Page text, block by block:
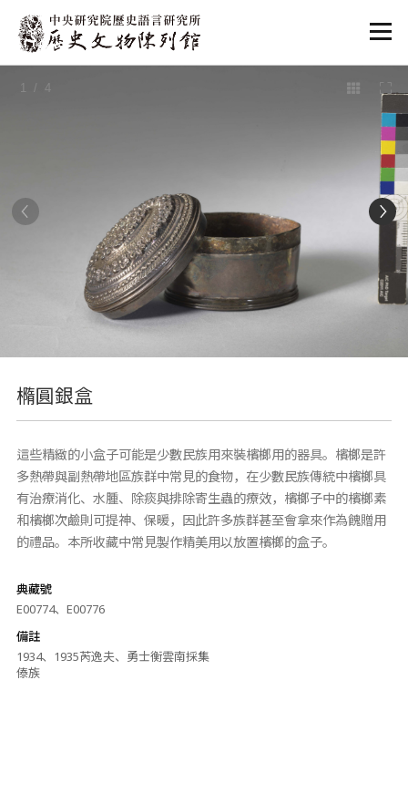
:::
1 / 4
橢圓銀盒
這些精緻的小盒子可能是少數民族用來裝檳榔用的器具。檳榔是許
多熱帶與副熱帶地區族群中常見的食物，在少數民族傳統中檳榔具
有治療消化、水腫、除痰與排除寄生蟲的療效，檳榔子中的檳榔素
和檳榔次鹼則可提神、保暖，因此許多族群甚至會拿來作為餽贈用
的禮品。本所收藏中常見製作精美用以放置檳榔的盒子。
典藏號
E00774、E00776
備註
1934、1935芮逸夫、勇士衡雲南採集
傣族